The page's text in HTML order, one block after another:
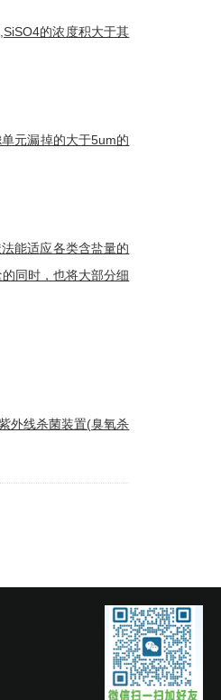
的浓度积大于其
元漏掉的大于5um的
能适应各类含盐量的
同时，也将大部分细
外线杀菌装置(臭氧杀